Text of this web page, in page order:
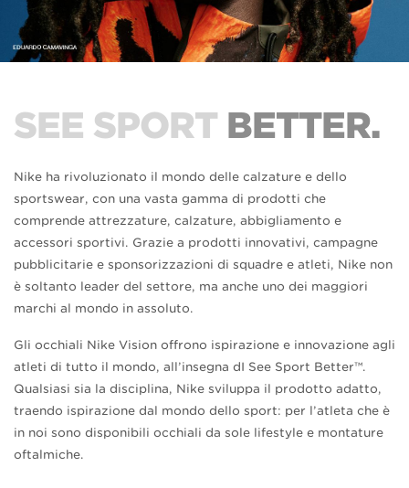
SEE SPORT BETTER.
Nike ha rivoluzionato il mondo delle calzature e dello
sportswear, con una vasta gamma di prodotti che
comprende attrezzature, calzature, abbigliamento e
accessori sportivi. Grazie a prodotti innovativi, campagne
pubblicitarie e sponsorizzazioni di squadre e atleti, Nike non
è soltanto leader del settore, ma anche uno dei maggiori
marchi al mondo in assoluto.
Gli occhiali Nike Vision offrono ispirazione e innovazione agli
atleti di tutto il mondo, all’insegna dI See Sport Better™.
Qualsiasi sia la disciplina, Nike sviluppa il prodotto adatto,
traendo ispirazione dal mondo dello sport: per l’atleta che è
in noi sono disponibili occhiali da sole lifestyle e montature
oftalmiche.